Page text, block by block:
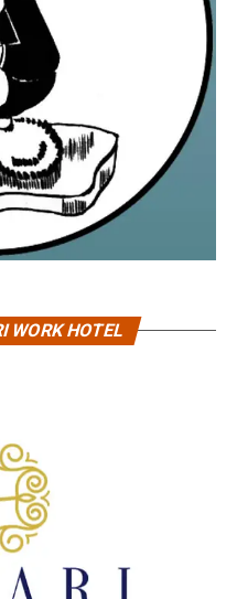
WORK HOTEL